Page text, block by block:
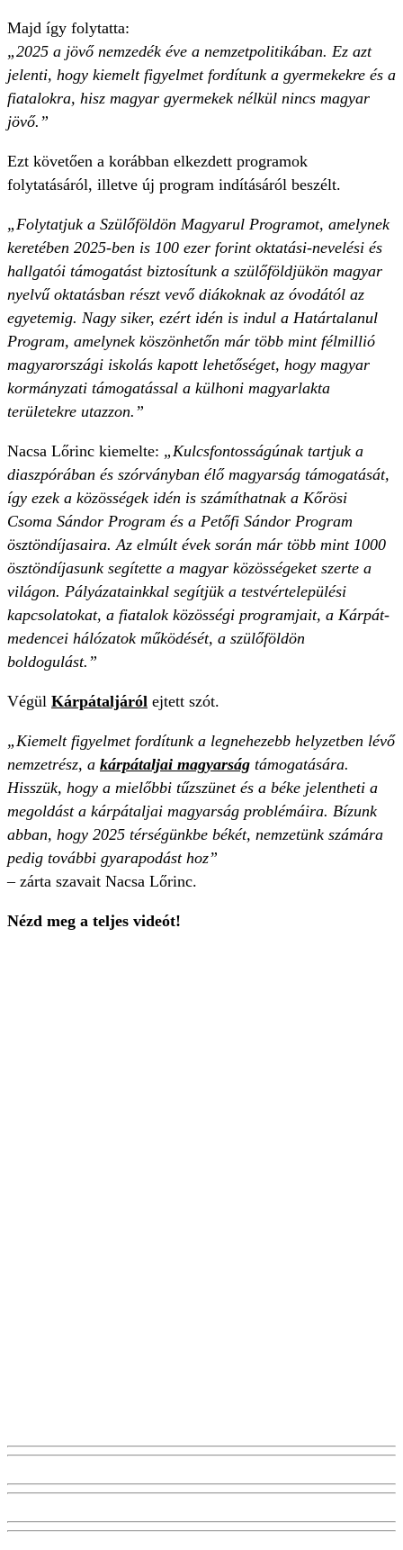
Majd így folytatta:
„2025 a jövő nemzedék éve a nemzetpolitikában. Ez azt
jelenti, hogy kiemelt figyelmet fordítunk a gyermekekre és a
fiatalokra, hisz magyar gyermekek nélkül nincs magyar
jövő.”
Ezt követően a korábban elkezdett programok
folytatásáról, illetve új program indításáról beszélt.
„Folytatjuk a Szülőföldön Magyarul Programot, amelynek
keretében 2025-ben is 100 ezer forint oktatási-nevelési és
hallgatói támogatást biztosítunk a szülőföldjükön magyar
nyelvű oktatásban részt vevő diákoknak az óvodától az
egyetemig. Nagy siker, ezért idén is indul a Határtalanul
Program, amelynek köszönhetőn már több mint félmillió
magyarországi iskolás kapott lehetőséget, hogy magyar
kormányzati támogatással a külhoni magyarlakta
területekre utazzon.”
Nacsa Lőrinc kiemelte: „Kulcsfontosságúnak tartjuk a
diaszpórában és szórványban élő magyarság támogatását,
így ezek a közösségek idén is számíthatnak a Kőrösi
Csoma Sándor Program és a Petőfi Sándor Program
ösztöndíjasaira. Az elmúlt évek során már több mint 1000
ösztöndíjasunk segítette a magyar közösségeket szerte a
világon. Pályázatainkkal segítjük a testvértelepülési
kapcsolatokat, a fiatalok közösségi programjait, a Kárpát-
medencei hálózatok működését, a szülőföldön
boldogulást.”
Végül Kárpátaljáról ejtett szót.
„Kiemelt figyelmet fordítunk a legnehezebb helyzetben lévő
nemzetrész, a kárpátaljai magyarság támogatására.
Hisszük, hogy a mielőbbi tűzszünet és a béke jelentheti a
megoldást a kárpátaljai magyarság problémáira. Bízunk
abban, hogy 2025 térségünkbe békét, nemzetünk számára
pedig további gyarapodást hoz”
– zárta szavait Nacsa Lőrinc.
Nézd meg a teljes videót!